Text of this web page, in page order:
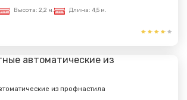
Высота: 2,2 м. Длина: 4,5 м.
из профнастила